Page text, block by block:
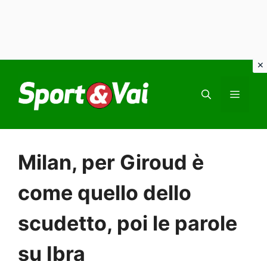
contenuto
Milan, per Giroud è
come quello dello
scudetto, poi le parole
su Ibra